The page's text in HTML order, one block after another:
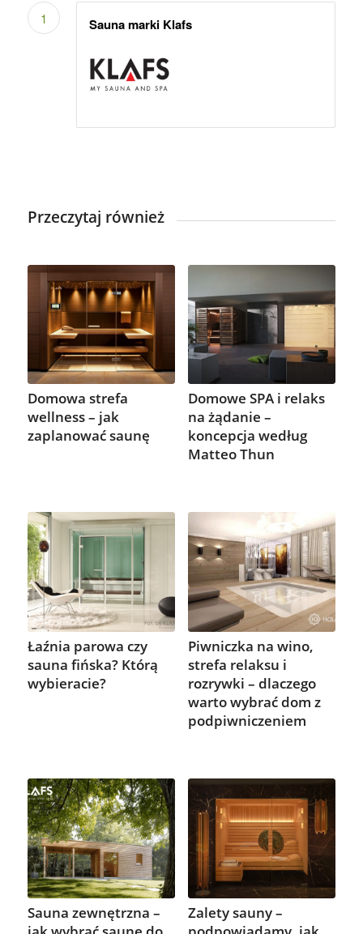
1 Sauna marki Klafs
Przeczytaj również
Domowa strefa
wellness – jak
zaplanować saunę
Domowe SPA i relaks
na żądanie –
koncepcja według
Matteo Thun
Łaźnia parowa czy
sauna fińska? Którą
wybieracie?
Piwniczka na wino,
strefa relaksu i
rozrywki – dlaczego
warto wybrać dom z
podpiwniczeniem
Sauna zewnętrzna –
Zalety sauny –